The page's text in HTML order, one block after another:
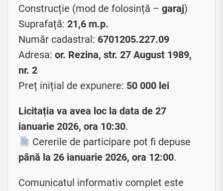
Construcție (mod de folosință –garaj)
Suprafață:21,6 m.p.
Număr cadastral: 6701205.227.09
Adresa:or. Rezina, str. 27 August 1989,
nr. 2
Preț inițial de expunere: 50 000 lei
Licitația va avea loc la data de 27
ianuarie 2026, ora 10:30.
Cererile de participare pot fi depuse
până la 26 ianuarie 2026, ora 12:00.
Comunicatul informativ complet este